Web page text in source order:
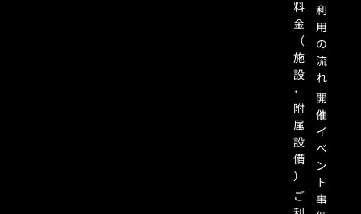
料
金
（
施
設
･
附
属
設
備
）
ご
利
用
の
流
れ
開
催
イ
ベ
ン
ト
事